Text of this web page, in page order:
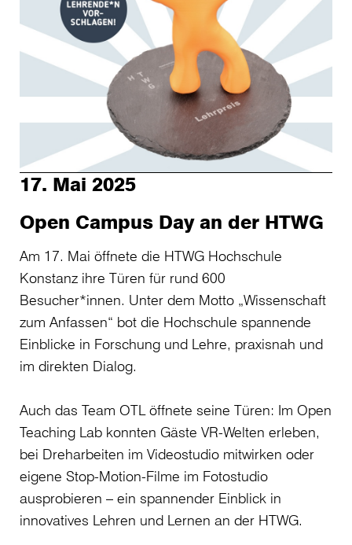
17. Mai 2025
Open Campus Day an der HTWG
Am 17. Mai öffnete die HTWG Hochschule
Konstanz ihre Türen für rund 600
Besucher*innen. Unter dem Motto „Wissenschaft
zum Anfassen“ bot die Hochschule spannende
Einblicke in Forschung und Lehre, praxisnah und
im direkten Dialog.
Auch das Team OTL öffnete seine Türen: Im Open
Teaching Lab konnten Gäste VR-Welten erleben,
bei Dreharbeiten im Videostudio mitwirken oder
eigene Stop-Motion-Filme im Fotostudio
ausprobieren – ein spannender Einblick in
innovatives Lehren und Lernen an der HTWG.